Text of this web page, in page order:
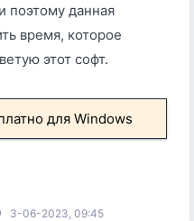
поэтому данная
время, которое
этот софт.
для Windows
3-06-2023, 09:45